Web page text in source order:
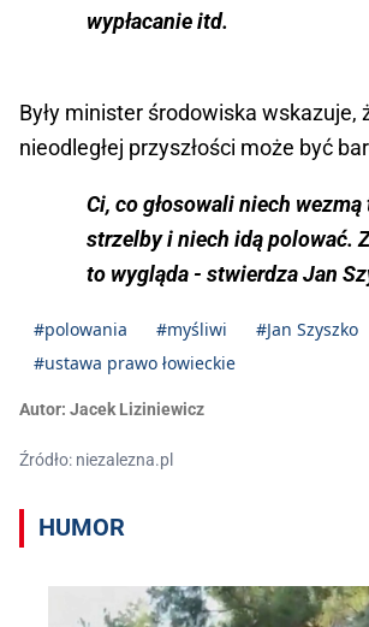
wypłacanie itd.
Były minister środowiska wskazuje,
nieodległej przyszłości może być
Ci, co głosowali niech wezmą
strzelby i niech idą polować.
to wygląda - stwierdza Jan
#polowania #myśliwi #Jan Szyszko
#ustawa prawo łowieckie
Autor: Jacek Liziniewicz
Źródło: niezalezna.pl
HUMOR